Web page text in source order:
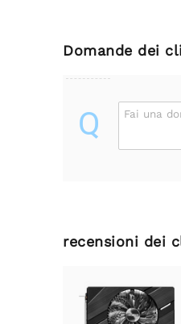
Domande dei
Q Fai una
recensioni dei